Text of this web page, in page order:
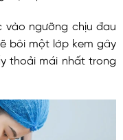
vào ngưỡng chịu đau
bôi một lớp kem gây
thoải mái nhất trong